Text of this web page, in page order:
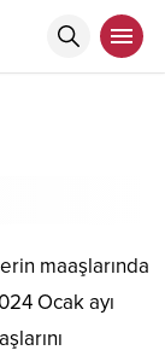
maaşlarında
Ocak ayı